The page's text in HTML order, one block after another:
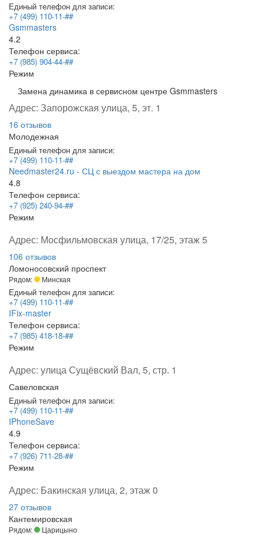
Единый телефон для записи:
+7 (499) 110-11-##
Gsmmasters
4.2
Телефон сервиса:
+7 (985) 904-44-##
Режим
Замена динамика в сервисном центре Gsmmasters
Адрес: Запорожская улица, 5, эт. 1
16 отзывов
Молодежная
Единый телефон для записи:
+7 (499) 110-11-##
Needmaster24.ru - СЦ с выездом мастера на дом
4.8
Телефон сервиса:
+7 (925) 240-94-##
Режим
Адрес: Мосфильмовская улица, 17/25, этаж 5
106 отзывов
Ломоносовский проспект
Рядом: Минская
Единый телефон для записи:
+7 (499) 110-11-##
IFix-master
Телефон сервиса:
+7 (985) 418-18-##
Режим
Адрес: улица Сущёвский Вал, 5, стр. 1
Савеловская
Единый телефон для записи:
+7 (499) 110-11-##
IPhoneSave
4.9
Телефон сервиса:
+7 (926) 711-28-##
Режим
Адрес: Бакинская улица, 2, этаж 0
27 отзывов
Кантемировская
Рядом: Царицыно